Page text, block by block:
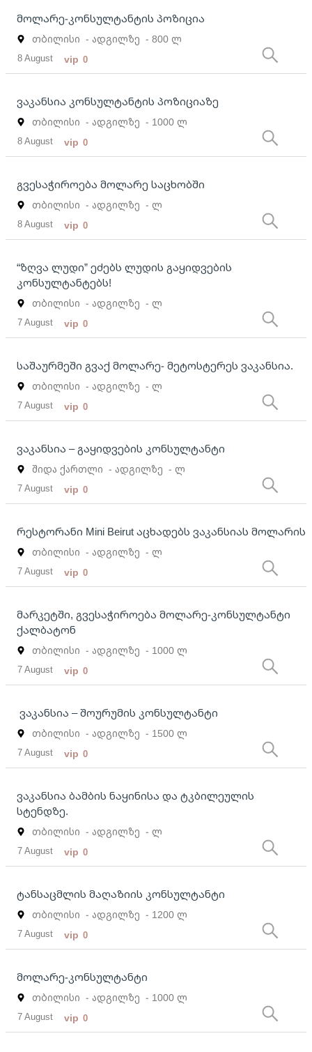
მოლარე-კონსულტანტის პოზიცია
თბილისი - ადგილზე - 800 ლ
8 August vip 0
ვაკანსია კონსულტანტის პოზიციაზე
თბილისი - ადგილზე - 1000 ლ
8 August vip 0
გვესაჭიროება მოლარე საცხობში
თბილისი - ადგილზე - ლ
8 August vip 0
“ზღვა ლუდი” ეძებს ლუდის გაყიდვების
კონსულტანტებს!
თბილისი - ადგილზე - ლ
7 August vip 0
საშაურმეში გვაქ მოლარე- მეტოსტერეს ვაკანსია.
თბილისი - ადგილზე - ლ
7 August vip 0
ვაკანსია – გაყიდვების კონსულტანტი
შიდა ქართლი - ადგილზე - ლ
7 August vip 0
რესტორანი Mini Beirut აცხადებს ვაკანსიას მოლარის
თბილისი - ადგილზე - ლ
7 August vip 0
მარკეტში, გვესაჭიროება მოლარე-კონსულტანტი
ქალბატონ
თბილისი - ადგილზე - 1000 ლ
7 August vip 0
ვაკანსია – შოურუმის კონსულტანტი
თბილისი - ადგილზე - 1500 ლ
7 August vip 0
ვაკანსია ბამბის ნაყინისა და ტკბილეულის
სტენდზე.
თბილისი - ადგილზე - ლ
7 August vip 0
ტანსაცმლის მაღაზიის კონსულტანტი
თბილისი - ადგილზე - 1200 ლ
7 August vip 0
მოლარე-კონსულტანტი
თბილისი - ადგილზე - 1000 ლ
7 August vip 0